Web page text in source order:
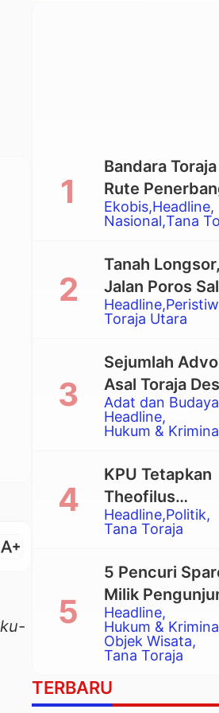
text_increase
Ekobis Headline
Nasional Tana
Bandara
Rute
Langsung
Balikpapan
Headline
Toraja Utara
Tanah Longsor,
Jalan Poros
Dende’
Total
Adat dan Budaya
Headline
Hukum &
Sejumlah
Asal Toraja
Mahkamah
Larang
Eksekusi Rumah
Adat Tongkonan
Headline Politik
Tana Toraja
KPU Tetapkan
Theofilus
Allorerung dan
Zadrak Tombe
sebagai Bupati
Wakil Bupati
Toraja Terpilih
Headline
Hukum &
Objek Wisata
Tana Toraja
5 Pencuri
Milik
Objek Wisata
Pango-Pango
Ditangkap Polisi
TERBARU